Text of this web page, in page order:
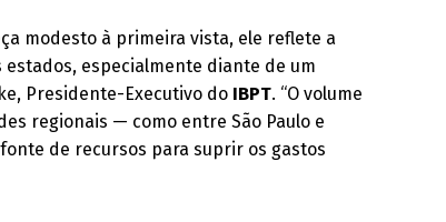
modesto à primeira vista, ele reflete a
especialmente diante de um
Presidente-Executivo do IBPT. “O volume
regionais — como entre São Paulo e
de recursos para suprir os gastos